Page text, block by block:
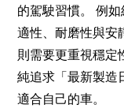
的駕駛習慣。 例
適性、耐磨性與安
則需要更重視穩定
純追求「最新製造
適合自己的車。